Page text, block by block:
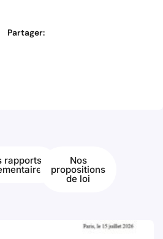
Partager:
rapports Nos
propositions
de loi